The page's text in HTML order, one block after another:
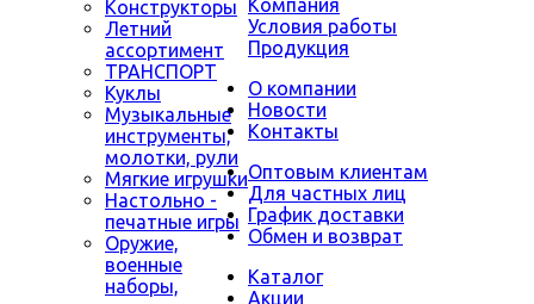
Конструкторы
Летний
ассортимент
ТРАНСПОРТ
Куклы
Музыкальные
инструменты,
молотки, рули
Мягкие игрушки
Настольно -
печатные игры
Оружие,
военные
наборы,
Компания
Условия работы
Продукция
О компании
Новости
Контакты
Оптовым клиентам
Для частных лиц
График доставки
Обмен и возврат
Каталог
Акции